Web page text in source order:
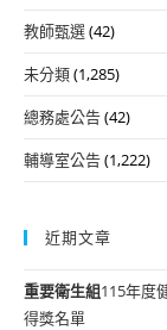
教師甄選(42)
未分類(1,285)
總務處公告(42)
輔導室公告(1,222)
近期文章
重要衛生組115年度
得獎名單